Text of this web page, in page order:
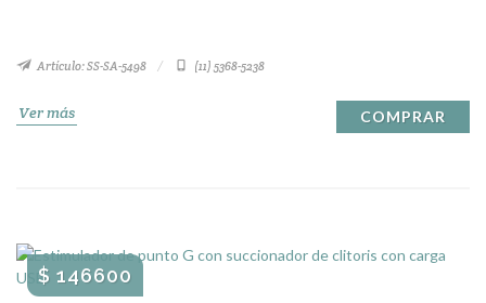
Artículo: SS-SA-5498 (11) 5368-5238
Ver más COMPRAR
$ 146600